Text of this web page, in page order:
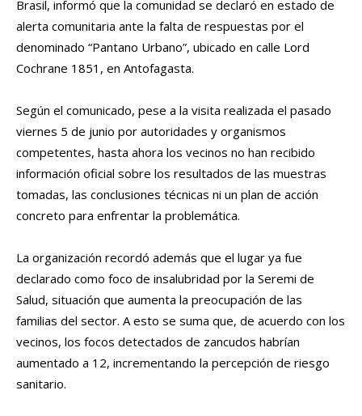
Brasil, informó que la comunidad se declaró en estado de
alerta comunitaria ante la falta de respuestas por el
denominado “Pantano Urbano”, ubicado en calle Lord
Cochrane 1851, en Antofagasta.
Según el comunicado, pese a la visita realizada el pasado
viernes 5 de junio por autoridades y organismos
competentes, hasta ahora los vecinos no han recibido
información oficial sobre los resultados de las muestras
tomadas, las conclusiones técnicas ni un plan de acción
concreto para enfrentar la problemática.
La organización recordó además que el lugar ya fue
declarado como foco de insalubridad por la Seremi de
Salud, situación que aumenta la preocupación de las
familias del sector. A esto se suma que, de acuerdo con los
vecinos, los focos detectados de zancudos habrían
aumentado a 12, incrementando la percepción de riesgo
sanitario.